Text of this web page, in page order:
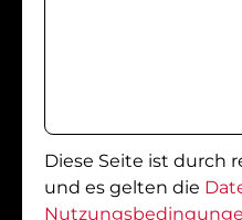
Diese Seite ist durch
und es gelten die